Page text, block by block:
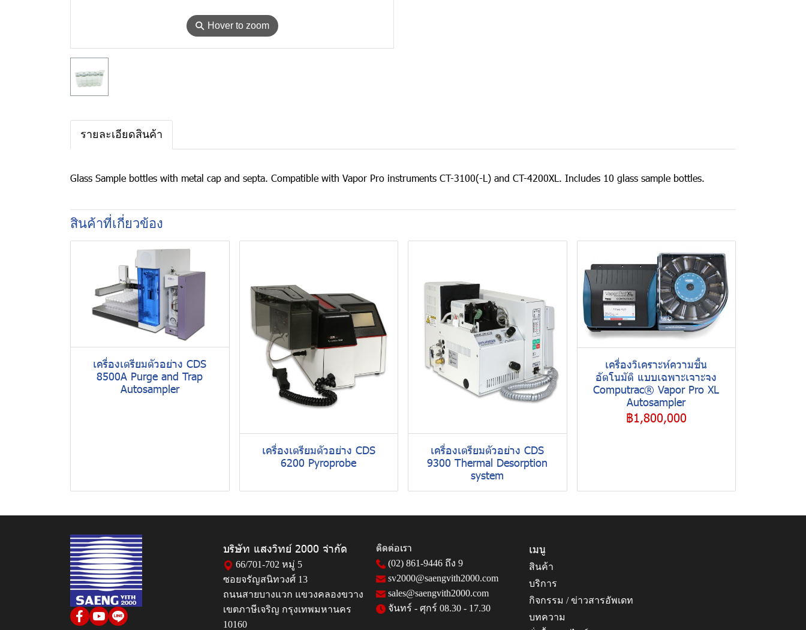
⚲ Hover to zoom
รายละเอียดสินค้า
Glass Sample bottles with metal cap and septa. Compatible with Vapor Pro instruments CT-3100(-L) and CT-4200XL. Includes 10 glass sample bottles.
สินค้าที่เกี่ยวข้อง
เครื่องเตรียมตัวอย่าง CDS
8500A Purge and Trap
Autosampler
เครื่องเตรียมตัวอย่าง CDS
6200 Pyroprobe
เครื่องเตรียมตัวอย่าง CDS
9300 Thermal Desorption
system
เครื่องวิเคราะห์ความชื้น
อัตโนมัติ แบบเฉพาะเจาะจง
Computrac® Vapor Pro XL
Autosampler
฿1,800,000
บริษัท แสงวิทย์ 2000 จำกัด
66/701-702 หมู่ 5
ซอยจรัญสนิทวงศ์ 13
ถนนสายบางแวก แขวงคลองขวาง
เขตภาษีเจริญ กรุงเทพมหานคร
10160
ติดต่อเรา
(02) 861-9446 ถึง 9
sv2000@saengvith2000.com
sales@saengvith2000.com
จันทร์ - ศุกร์ 08.30 - 17.30
เมนู
สินค้า
บริการ
กิจกรรม / ข่าวสารอัพเดท
บทความ